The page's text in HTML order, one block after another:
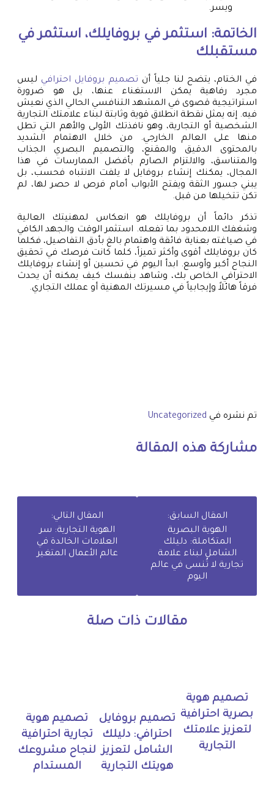
ويسر.
الخاتمة: استثمر في بروفايلك، استثمر في
مستقبلك
في الختام، يتضح لنا جلياً أن تصميم بروفايل احترافي ليس
مجرد رفاهية يمكن الاستغناء عنها، بل هو ضرورة
استراتيجية قصوى في المشهد التنافسي الحالي الذي نعيش
فيه. إنه يمثل نقطة انطلاق قوية وثابتة لبناء علامتك التجارية
الشخصية أو التجارية، وهو نافذتك الأولى والأهم التي تطل
منها على العالم الخارجي. من خلال الاهتمام الشديد
بالمحتوى الدقيق والمقنع، والتصميم البصري الجذاب
والمتناسق، والالتزام الصارم بأفضل الممارسات في هذا
المجال، يمكنك إنشاء بروفايل لا يلفت الانتباه فحسب، بل
يبني جسور الثقة ويفتح الأبواب أمام فرص لا حصر لها، لم
تكن تتخيلها من قبل.
تذكر دائماً أن بروفايلك هو انعكاس لمهنيتك العالية
وشغفك اللامحدود بما تفعله. استثمر الوقت والجهد الكافي
في صياغته بعناية فائقة واهتمام بالغ بأدق التفاصيل، فكلما
كان بروفايلك أقوى وأكثر تميزاً، كلما كانت فرصك في تحقيق
النجاح أكبر وأوسع. ابدأ اليوم في تحسين أو إنشاء بروفايلك
الاحترافي الخاص بك، وشاهد بنفسك كيف يمكنه أن يحدث
فرقاً هائلاً وإيجابياً في مسيرتك المهنية أو عملك التجاري.
تم نشره في Uncategorized
مشاركة هذه المقالة
المقال السابق:
الهوية البصرية
المتكاملة: دليلك
الشامل لبناء علامة
تجارية لا تُنسى في عالم
اليوم
المقال التالي:
الهوية التجارية: سر
العلامات الخالدة في
عالم الأعمال المتغير
مقالات ذات صلة
تصميم هوية
بصرية احترافية
لتعزيز علامتك
التجارية
تصميم بروفايل
احترافي: دليلك
الشامل لتعزيز
هويتك التجارية
تصميم هوية
تجارية احترافية
لنجاح مشروعك
المستدام